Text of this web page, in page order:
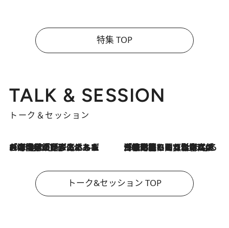
特集 TOP
TALK & SESSION
トーク＆セッション
2026.8.3
「今後値上げがあるとすれば…」「リスクがあるのは今年の冬」エネルギー専門家が語る、ホルムズ海峡封鎖が家庭にもたらす“ある心配” 2026.8.3
「住宅建てられない…」「サーチャージ料の高値が続いている」ホルムズ海峡封鎖による影響はいつまで続く？《エネルギー専門家に聞く“どうなる日本の暮らし”》
トーク&セッション TOP